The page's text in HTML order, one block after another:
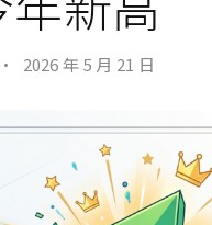
· 2026 年 5 月 21 日